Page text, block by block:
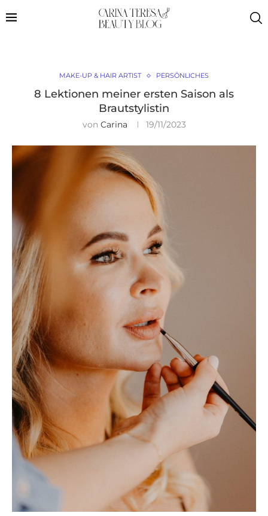
MAKE-UP & HAIR ARTIST PERSÖNLICHES
8 Lektionen meiner ersten Saison als
Brautstylistin
von Carina 19/11/2023